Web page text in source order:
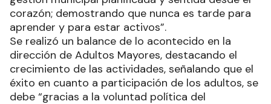
corazón; demostrando que nunca es tarde para
aprender y para estar activos”.
Se realizó un balance de lo acontecido en la
dirección de Adultos Mayores, destacando el
crecimiento de las actividades, señalando que el
éxito en cuanto a participación de los adultos, se
debe “gracias a la voluntad política del